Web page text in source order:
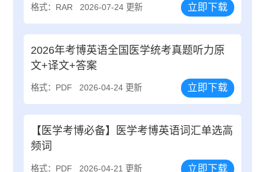
格式：RAR 2026-07-24 更新 立即下载
2026年考博英语全国医学统考真题听力原
文+译文+答案
格式：PDF 2026-04-24 更新 立即下载
【医学考博必备】医学考博英语词汇单选高
频词
格式：PDF 2026-04-21 更新 立即下载